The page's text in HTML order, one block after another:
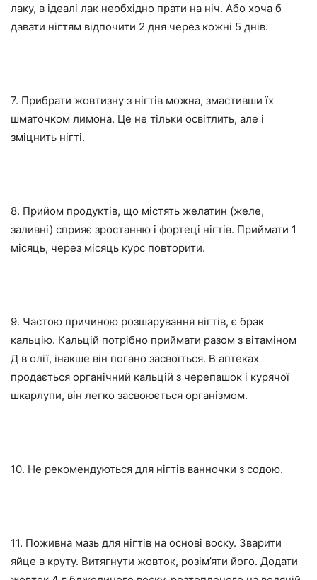
лаку, в ідеалі лак необхідно прати на ніч. Або хоча б
давати нігтям відпочити 2 дня через кожні 5 днів.
7. Прибрати жовтизну з нігтів можна, змастивши їх
шматочком лимона. Це не тільки освітлить, але і
зміцнить нігті.
8. Прийом продуктів, що містять желатин (желе,
заливні) сприяє зростанню і фортеці нігтів. Приймати 1
місяць, через місяць курс повторити.
9. Частою причиною розшарування нігтів, є брак
кальцію. Кальцій потрібно приймати разом з вітаміном
Д в олії, інакше він погано засвоїться. В аптеках
продається органічний кальцій з черепашок і курячої
шкарлупи, він легко засвоюється організмом.
10. Не рекомендуються для нігтів ванночки з содою.
11. Поживна мазь для нігтів на основі воску. Зварити
яйце в круту. Витягнути жовток, розім’яти його. Додати